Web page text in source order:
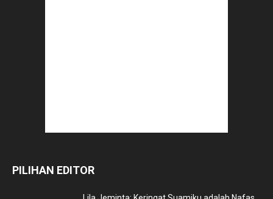
PILIHAN EDITOR